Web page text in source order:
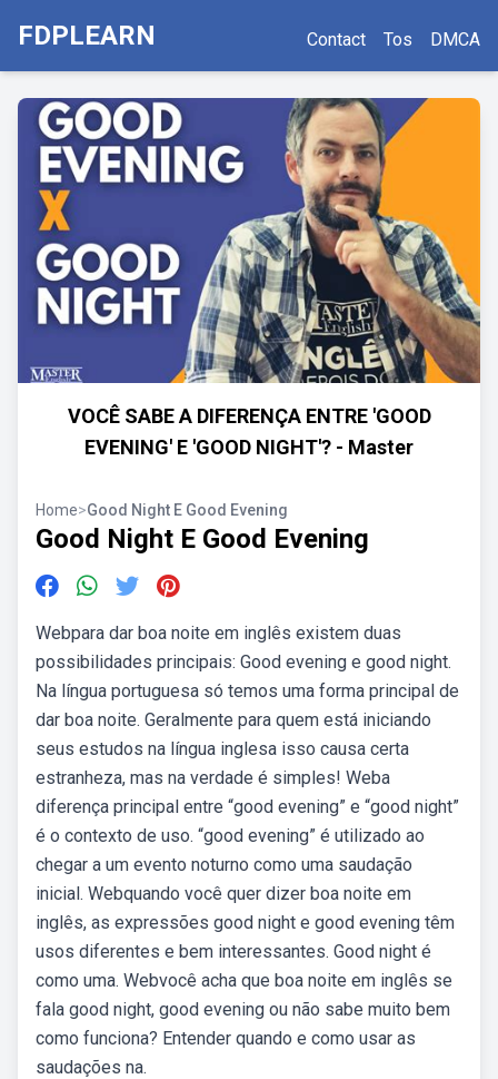
FDPLEARN Contact Tos DMCA
VOCÊ SABE A DIFERENÇA ENTRE 'GOOD
EVENING' E 'GOOD NIGHT'? - Master
Home>Good Night E Good Evening
Good Night E Good Evening
Webpara dar boa noite em inglês existem duas
possibilidades principais: Good evening e good night.
Na língua portuguesa só temos uma forma principal de
dar boa noite. Geralmente para quem está iniciando
seus estudos na língua inglesa isso causa certa
estranheza, mas na verdade é simples! Weba
diferença principal entre “good evening” e “good night”
é o contexto de uso. “good evening” é utilizado ao
chegar a um evento noturno como uma saudação
inicial. Webquando você quer dizer boa noite em
inglês, as expressões good night e good evening têm
usos diferentes e bem interessantes. Good night é
como uma. Webvocê acha que boa noite em inglês se
fala good night, good evening ou não sabe muito bem
como funciona? Entender quando e como usar as
saudações na.